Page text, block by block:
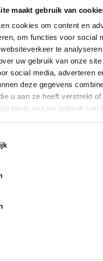
maakt gebruik van
cookies om content en
om functies voor social
te
uw gebruik van onze
social media, adverteren
deze gegevens
u aan ze heeft verstrekt
basis van uw gebruik van
hecht veel waarde aan
statement
op verzenden te klikken
aan OchtendMensen om
verwerken en u te voorzien